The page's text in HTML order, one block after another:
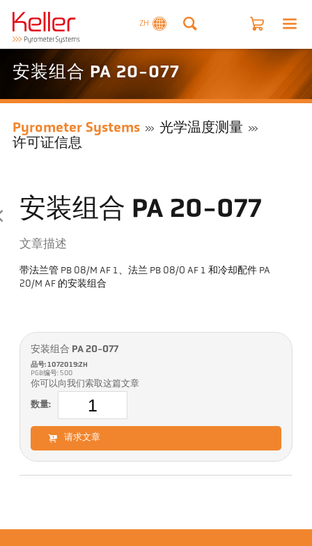
ZH
安装组合 PA 20-077
Pyrometer Systems
光学温度测量
许可证信息
安装组合 PA 20-077
文章描述
带法兰管 PB 08/M AF 1、法兰 PB 08/O AF 1 和冷却配件 PA
20/M AF 的安装组合
安装组合 PA 20-077
品号: 1072019:ZH
PGB编号: 500
你可以向我们索取这篇文章
数量:
请求文章